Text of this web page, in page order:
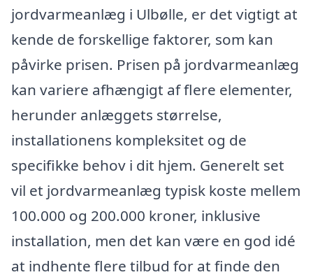
jordvarmeanlæg i Ulbølle, er det vigtigt at
kende de forskellige faktorer, som kan
påvirke prisen. Prisen på jordvarmeanlæg
kan variere afhængigt af flere elementer,
herunder anlæggets størrelse,
installationens kompleksitet og de
specifikke behov i dit hjem. Generelt set
vil et jordvarmeanlæg typisk koste mellem
100.000 og 200.000 kroner, inklusive
installation, men det kan være en god idé
at indhente flere tilbud for at finde den